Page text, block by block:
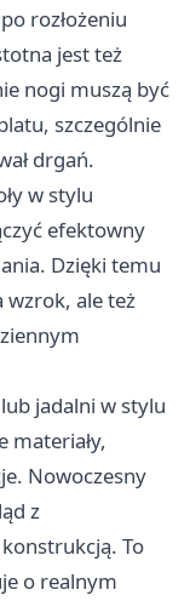
rozłożeniu
jest też
nogi muszą być
szczególnie
drgań.
w stylu
efektowny
Dzięki temu
wzrok, ale też
jadalni w stylu
materiały,
Nowoczesny
z
To
o realnym